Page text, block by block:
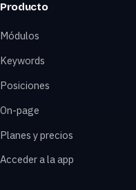
Producto
Módulos
Keywords
Posiciones
On-page
Planes y precios
Acceder a la app